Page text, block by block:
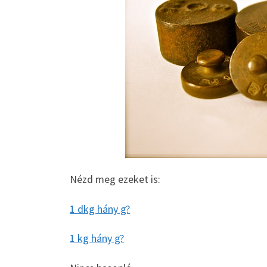
Nézd meg ezeket is:
1 dkg hány g?
1 kg hány g?